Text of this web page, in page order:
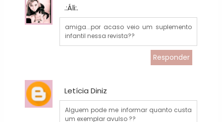
.:Áli:.
amiga...por acaso veio um suplemento
infantil nessa revista??
Responder
Letícia Diniz
Alguem pode me informar quanto custa
um exemplar avulso ??